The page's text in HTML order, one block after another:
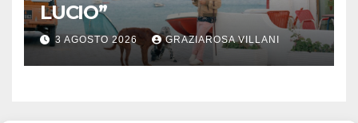
LUCIO”
3 AGOSTO 2026 GRAZIAROSA VILLANI